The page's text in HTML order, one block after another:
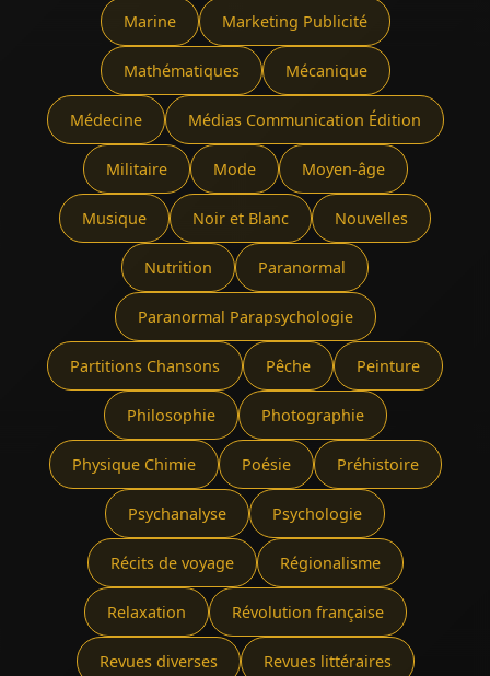
Marine Marketing Publicité
Mathématiques Mécanique
Médecine Médias Communication Édition
Militaire Mode Moyen-âge
Musique Noir et Blanc Nouvelles
Nutrition Paranormal
Paranormal Parapsychologie
Partitions Chansons Pêche Peinture
Philosophie Photographie
Physique Chimie Poésie Préhistoire
Psychanalyse Psychologie
Récits de voyage Régionalisme
Relaxation Révolution française
Revues diverses Revues littéraires